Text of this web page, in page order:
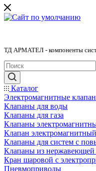
ТД АРМАТЕЛ - компоненты
Каталог
Электромагнитные
Клапаны для воды
Клапаны для газа
Клапаны
Клапан
Клапаны для систем с
Клапаны из нержавеющей
Кран шаровой с
Пневмоприводы